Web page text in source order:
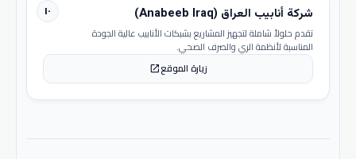
١٠ شركة أنابيب العراق (Anabeeb Iraq)
تقدم حلولاً شاملة لتجهيز المشاريع بشبكات الأنابيب عالية الجودة
المناسبة لأنظمة الري والصرف الصحي.
زيارة الموقعopen_in_new